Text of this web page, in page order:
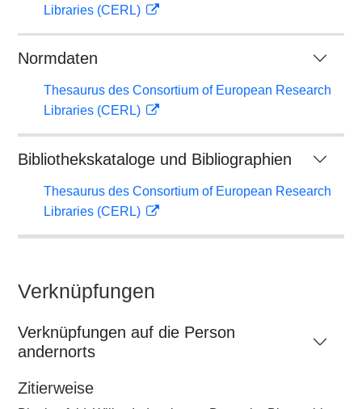
Libraries (CERL)
Normdaten
Thesaurus des Consortium of European Research
Libraries (CERL)
Bibliothekskataloge und Bibliographien
Thesaurus des Consortium of European Research
Libraries (CERL)
Verknüpfungen
Verknüpfungen auf die Person
andernorts
Zitierweise